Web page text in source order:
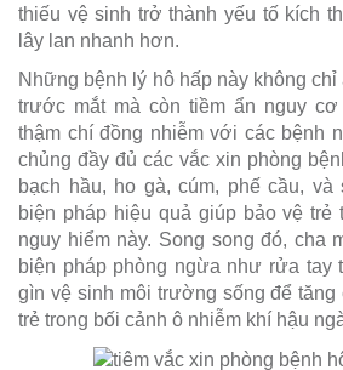
thiếu vệ sinh trở thành yếu tố kích
lây lan nhanh hơn.
Những bệnh lý hô hấp này không
trước mắt mà còn tiềm ẩn nguy
thậm chí đồng nhiễm với các bệnh
chủng đầy đủ các vắc xin phòng
bạch hầu, ho gà, cúm, phế cầu, và
biện pháp hiệu quả giúp bảo vệ trẻ
nguy hiểm này. Song song đó, cha
biện pháp phòng ngừa như rửa tay
gìn vệ sinh môi trường sống để
trẻ trong bối cảnh ô nhiễm khí hậu